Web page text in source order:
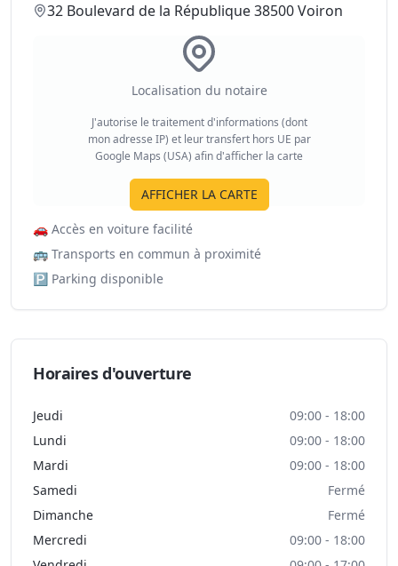
32 Boulevard de la République 38500 Voiron
Localisation du notaire
J'autorise le traitement d'informations (dont
mon adresse IP) et leur transfert hors UE par
Google Maps (USA) afin d'afficher la carte
AFFICHER LA CARTE
🚗 Accès en voiture facilité
🚌 Transports en commun à proximité
🅿️ Parking disponible
Horaires d'ouverture
Jeudi
09:00 - 18:00
Lundi
09:00 - 18:00
Mardi
09:00 - 18:00
Samedi
Fermé
Dimanche
Fermé
Mercredi
09:00 - 18:00